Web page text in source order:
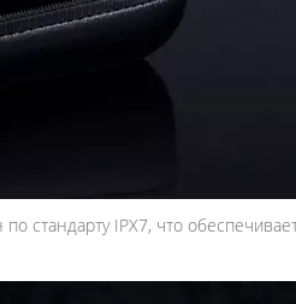
стандарту IPX7, что